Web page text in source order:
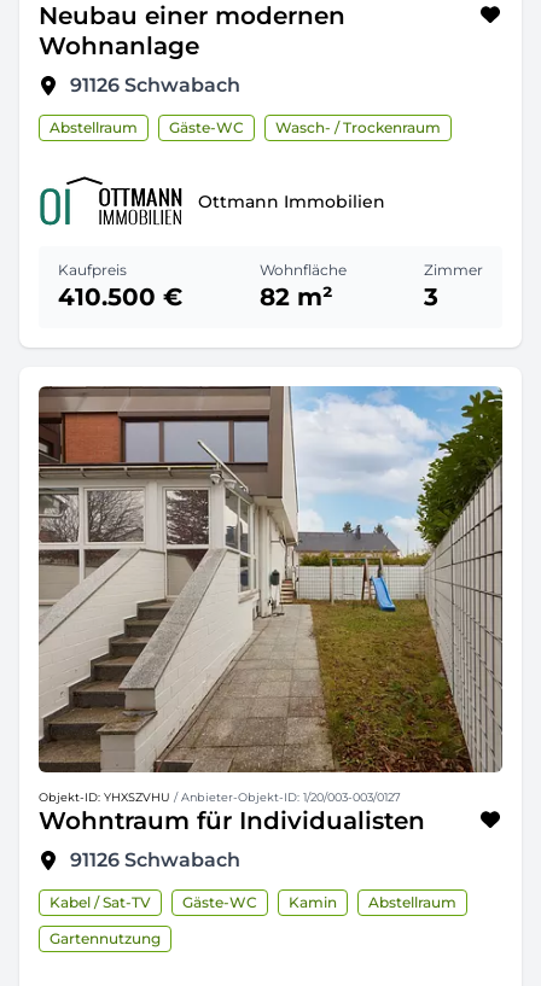
Neubau einer modernen
Wohnanlage
91126 Schwabach
Abstellraum Gäste-WC Wasch- / Trockenraum
Ottmann Immobilien
Kaufpreis
410.500 €
Wohnfläche
82 m²
Zimmer
3
Objekt-ID: YHXSZVHU / Anbieter-Objekt-ID: 1/20/003-003/0127
Wohntraum für Individualisten
91126 Schwabach
Kabel / Sat-TV Gäste-WC Kamin
Abstellraum
Gartennutzung